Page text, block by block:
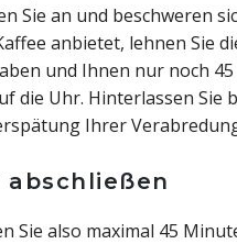
Sie an und beschweren
anbietet, lehnen Sie
und Ihnen nur noch
die Uhr. Hinterlassen
Ihrer
Sie also maximal 45